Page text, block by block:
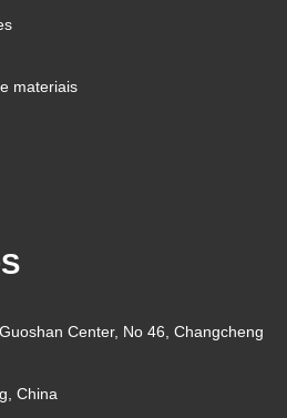
materiais
Center, No 46, Changcheng
China